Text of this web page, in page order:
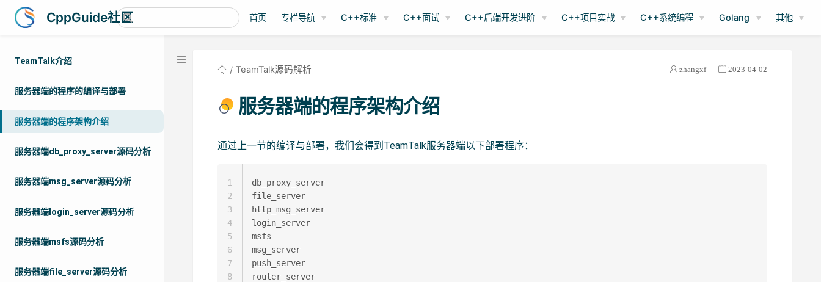
CppGuide社区 首页 专栏导航 C++标准 C++面试 C++后端开发进阶 C++项目实战 C++系统编程 Golang 其他
TeamTalk介绍
服务器端的程序的编译与部署
服务器端的程序架构介绍
服务器端db_proxy_server源码分析
服务器端msg_server源码分析
服务器端login_server源码分析
服务器端msfs源码分析
服务器端file_server源码分析
TeamTalk源码解析 zhangxf 2023-04-02
服务器端的程序架构介绍
通过上一节的编译与部署，我们会得到TeamTalk服务器端以下部署程序：
db_proxy_server
file_server
http_msg_server
login_server
msfs
msg_server
push_server
1
2
3
4
5
6
7
8